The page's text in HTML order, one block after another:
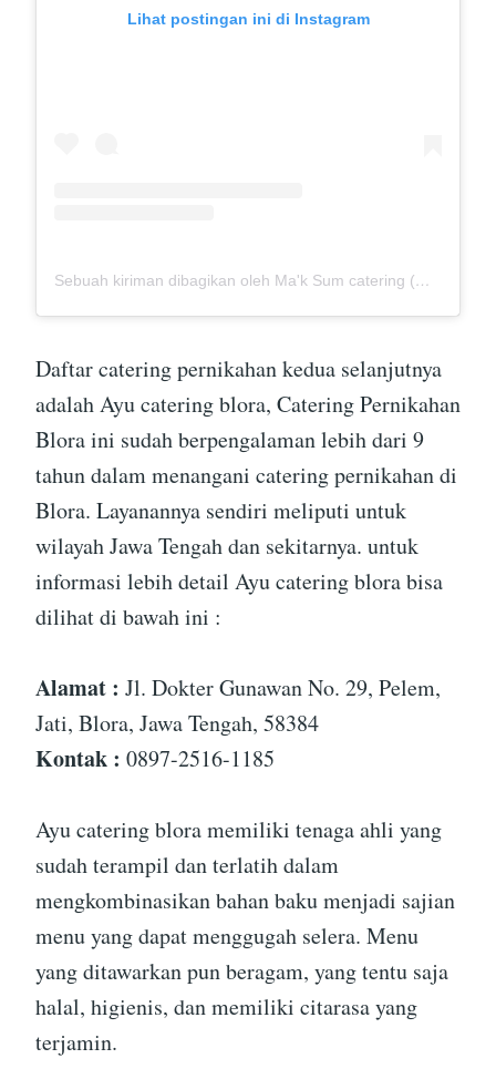
Lihat postingan ini di Instagram
Sebuah kiriman dibagikan oleh Ma'k Sum catering (@mak_sumcatering)
Daftar catering pernikahan kedua selanjutnya
adalah Ayu catering blora, Catering Pernikahan
Blora ini sudah berpengalaman lebih dari 9
tahun dalam menangani catering pernikahan di
Blora. Layanannya sendiri meliputi untuk
wilayah Jawa Tengah dan sekitarnya. untuk
informasi lebih detail Ayu catering blora bisa
dilihat di bawah ini :
Alamat : Jl. Dokter Gunawan No. 29, Pelem,
Jati, Blora, Jawa Tengah, 58384
Kontak : 0897-2516-1185
Ayu catering blora memiliki tenaga ahli yang
sudah terampil dan terlatih dalam
mengkombinasikan bahan baku menjadi sajian
menu yang dapat menggugah selera. Menu
yang ditawarkan pun beragam, yang tentu saja
halal, higienis, dan memiliki citarasa yang
terjamin.